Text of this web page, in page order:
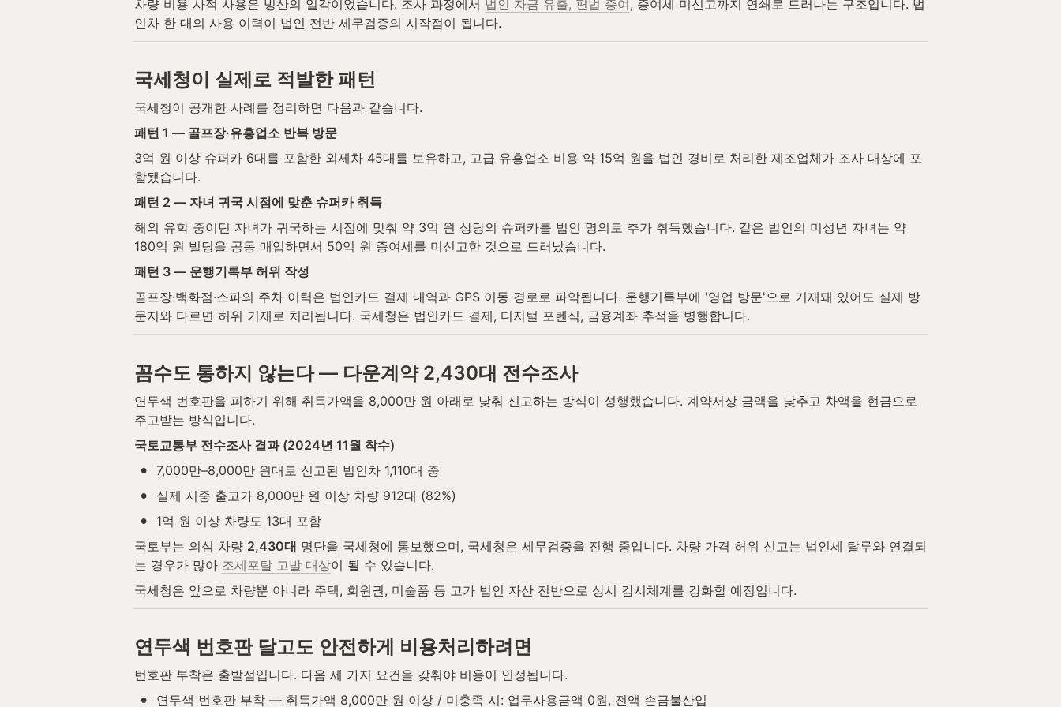
차량 비용 사적 사용은 빙산의 일각이었습니다. 조사 과정에서 법인 자금 유출, 편법 증여 , 증여세 미신고까지 연쇄로 드러나는 구조입니다. 법
인차 한 대의 사용 이력이 법인 전반 세무검증의 시작점이 됩니다.
국세청이 실제로 적발한 패턴
국세청이 공개한 사례를 정리하면 다음과 같습니다.
패턴 1 — 골프장·유흥업소 반복 방문
3억 원 이상 슈퍼카 6대를 포함한 외제차 45대를 보유하고, 고급 유흥업소 비용 약 15억 원을 법인 경비로 처리한 제조업체가 조사 대상에 포
함됐습니다.
패턴 2 — 자녀 귀국 시점에 맞춘 슈퍼카 취득
해외 유학 중이던 자녀가 귀국하는 시점에 맞춰 약 3억 원 상당의 슈퍼카를 법인 명의로 추가 취득했습니다. 같은 법인의 미성년 자녀는 약
180억 원 빌딩을 공동 매입하면서 50억 원 증여세를 미신고한 것으로 드러났습니다.
패턴 3 — 운행기록부 허위 작성
골프장·백화점·스파의 주차 이력은 법인카드 결제 내역과 GPS 이동 경로로 파악됩니다. 운행기록부에 '영업 방문'으로 기재돼 있어도 실제 방
문지와 다르면 허위 기재로 처리됩니다. 국세청은 법인카드 결제, 디지털 포렌식, 금융계좌 추적을 병행합니다.
꼼수도 통하지 않는다 — 다운계약 2,430대 전수조사
연두색 번호판을 피하기 위해 취득가액을 8,000만 원 아래로 낮춰 신고하는 방식이 성행했습니다. 계약서상 금액을 낮추고 차액을 현금으로
주고받는 방식입니다.
국토교통부 전수조사 결과 (2024년 11월 착수)
• 7,000만–8,000만 원대로 신고된 법인차 1,110대 중
• 실제 시중 출고가 8,000만 원 이상 차량 912대 (82%)
•
1억 원 이상 차량도 13대 포함
국토부는 의심 차량 2,430대 명단을 국세청에 통보했으며, 국세청은 세무검증을 진행 중입니다. 차량 가격 허위 신고는 법인세 탈루와 연결되
는 경우가 많아 조세포탈 고발 대상이 될 수 있습니다.
국세청은 앞으로 차량뿐 아니라 주택, 회원권, 미술품 등 고가 법인 자산 전반으로 상시 감시체계를 강화할 예정입니다.
연두색 번호판 달고도 안전하게 비용처리하려면
번호판 부착은 출발점입니다. 다음 세 가지 요건을 갖춰야 비용이 인정됩니다.
• 연두색 번호판 부착 — 취득가액 8,000만 원 이상 / 미충족 시: 업무사용금액 0원, 전액 손금불산입